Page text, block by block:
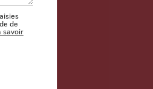
de
savoir